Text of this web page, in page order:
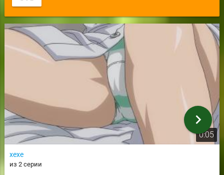
0:05
хехе
из 2 серии
chevron_right